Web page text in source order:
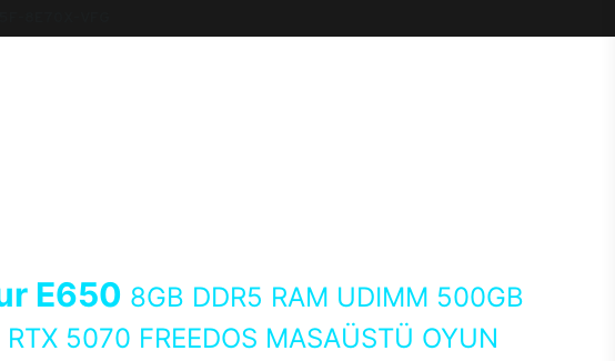
E650 8GB DDR5 RAM UDIMM 500GB
5070 FREEDOS MASAÜSTÜ OYUN